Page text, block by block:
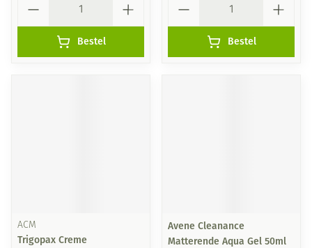
Bestel Bestel
ACM
Trigopax Creme
Avene Cleanance
Matterende Aqua Gel 50ml